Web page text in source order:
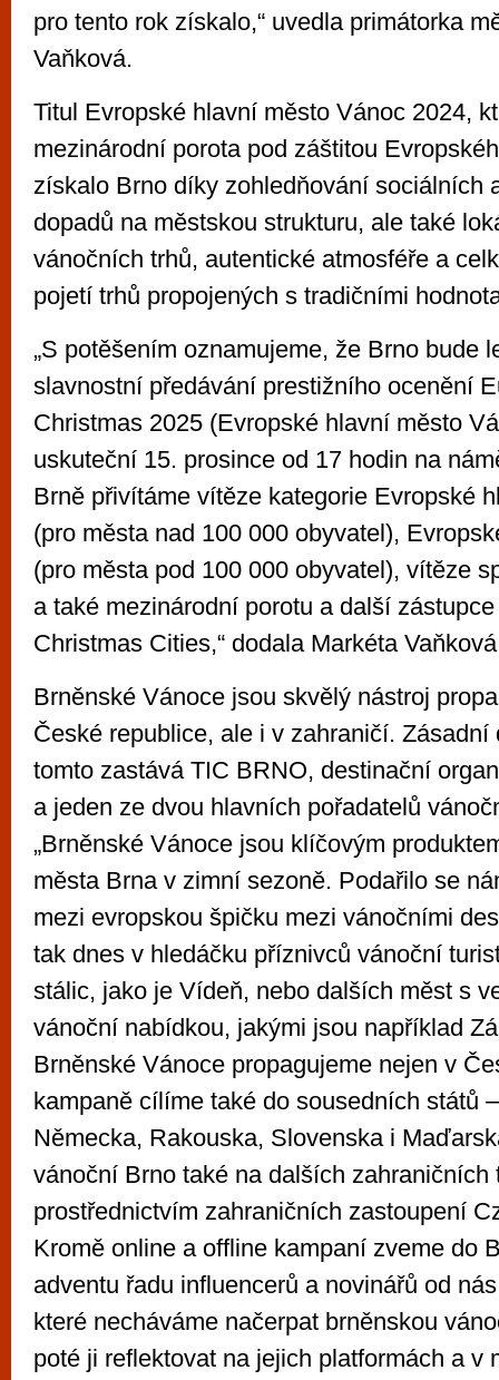
pro tento rok získalo,“ uvedla primátorka
Vaňková.
Titul Evropské hlavní město Vánoc 2024,
mezinárodní porota pod záštitou
získalo Brno díky zohledňování sociálních
dopadů na městskou strukturu, ale také
vánočních trhů, autentické atmosféře a
pojetí trhů propojených s tradičními
„S potěšením oznamujeme, že Brno bude
slavnostní předávání prestižního ocenění
Christmas 2025 (Evropské hlavní město
uskuteční 15. prosince od 17 hodin na
Brně přivítáme vítěze kategorie Evropské
(pro města nad 100 000 obyvatel),
(pro města pod 100 000 obyvatel), vítěze
a také mezinárodní porotu a další
Christmas Cities,“ dodala Markéta
Brněnské Vánoce jsou skvělý nástroj
České republice, ale i v zahraničí. Zásadní
tomto zastává TIC BRNO, destinační
a jeden ze dvou hlavních pořadatelů
„Brněnské Vánoce jsou klíčovým
města Brna v zimní sezoně. Podařilo se
mezi evropskou špičku mezi vánočními
tak dnes v hledáčku příznivců vánoční
stálic, jako je Vídeň, nebo dalších měst s
vánoční nabídkou, jakými jsou například
Brněnské Vánoce propagujeme nejen v
kampaně cílíme také do sousedních států
Německa, Rakouska, Slovenska i
vánoční Brno také na dalších zahraničních
prostřednictvím zahraničních zastoupení
Kromě online a offline kampaní zveme do
adventu řadu influencerů a novinářů od
které necháváme načerpat brněnskou
poté ji reflektovat na jejich platformách a v